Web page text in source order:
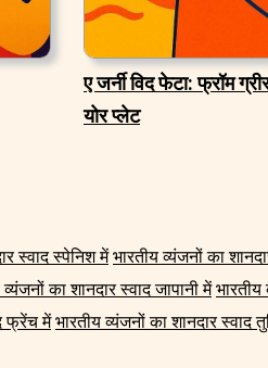
ए जर्नी विद फेटा: फ्रॉम
योर प्लेट
स्वाद स्पेनिश में भारतीय व्यंजनों का
व्यंजनों का शानदार स्वाद जापानी में भारतीय
फ्रेंच में भारतीय व्यंजनों का शानदार स्वाद